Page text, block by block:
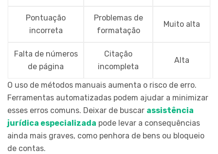
Pontuação
incorreta
Problemas de
formatação
Muito alta
Falta de números
de página
Citação
incompleta
Alta
O uso de métodos manuais aumenta o risco de erro.
Ferramentas automatizadas podem ajudar a minimizar
esses erros comuns. Deixar de buscar assistência
jurídica especializada pode levar a consequências
ainda mais graves, como penhora de bens ou bloqueio
de contas.